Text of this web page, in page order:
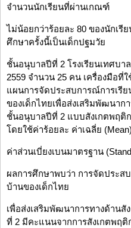
จำนวนนักเรียนที่ผ่านเกณฑ์
ไม่น้อยกว่าร้อยละ 80 ของนักเรี
ศึกษาครั้งนี้เป็นเด็กปฐมวัย
ชั้นอนุบาลปีที่ 2 โรงเรียนเทศบา
2559 จำนวน 25 คน เครื่องมือที่
แผนการจัดประสบการณ์การเรี
ของเด็กไทยเพื่อส่งเสริมพัฒนาก
ชั้นอนุบาลปีที่ 2 แบบสังเกตพฤติ
โดยใช้ค่าร้อยละ ค่าเฉลี่ย (Mean)
ค่าส่วนเบี่ยงเบนมาตรฐาน
ผลการศึกษาพบว่า การจัดประส
บ้านของเด็กไทย
เพื่อส่งเสริมพัฒนาการทางด้าน
ที่ 2 มีคะแนนจากการสังเกตพฤ